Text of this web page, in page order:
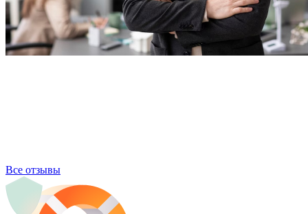
Все отзывы